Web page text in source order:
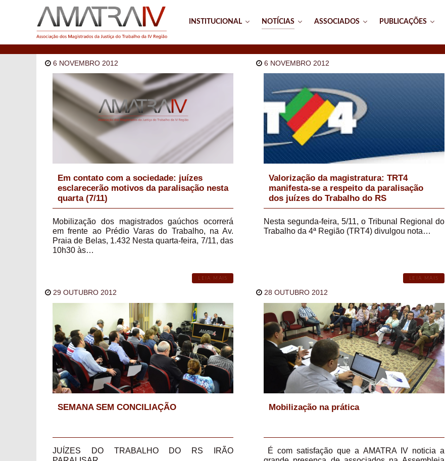
INSTITUCIONAL NOTÍCIAS ASSOCIADOS PUBLICAÇÕES
6 NOVEMBRO 2012
Em contato com a sociedade: juízes
esclarecerão motivos da paralisação nesta
quarta (7/11)
Mobilização dos magistrados gaúchos ocorrerá
em frente ao Prédio Varas do Trabalho, na Av.
Praia de Belas, 1.432 Nesta quarta-feira, 7/11, das
10h30 às…
LEIA MAIS
6 NOVEMBRO 2012
Valorização da magistratura: TRT4
manifesta-se a respeito da paralisação
dos juízes do Trabalho do RS
Nesta segunda-feira, 5/11, o Tribunal Regional do
Trabalho da 4ª Região (TRT4) divulgou nota…
LEIA MAIS
29 OUTUBRO 2012
SEMANA SEM CONCILIAÇÃO
JUÍZES DO TRABALHO DO RS IRÃO
28 OUTUBRO 2012
Mobilização na prática
É com satisfação que a AMATRA IV noticia a